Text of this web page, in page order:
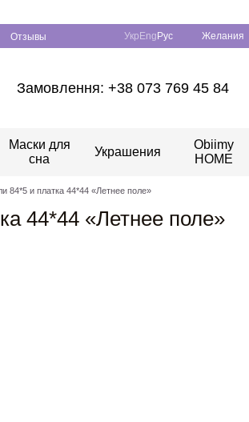
Отзывы Укр Eng Рус Желания
Замовлення: +38 073 769 45 84
Маски для
сна
Украшения
Obiimy
HOME
84*5 и платка 44*44 «Летнее поле»
44*44 «Летнее поле»